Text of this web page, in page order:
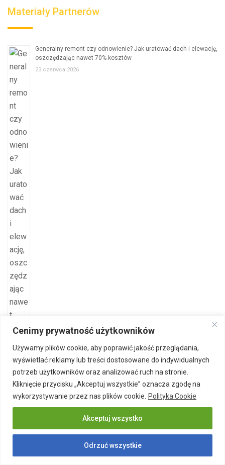
Cenimy prywatność użytkowników
Używamy plików cookie, aby poprawić jakość przeglądania,
wyświetlać reklamy lub treści dostosowane do indywidualnych
potrzeb użytkowników oraz analizować ruch na stronie.
Kliknięcie przycisku „Akceptuj wszystkie” oznacza zgodę na
wykorzystywanie przez nas plików cookie. Polityka Cookie
Odrzuć wszystkie
Akceptuj wszystko
Materiały Partnerów
Generalny remont czy odnowienie? Jak uratować dach i elewację,
oszczędzając nawet 70% kosztów
23 czerwca 2026
Pompa ciepła pracuje zbyt głośno? Poznaj skuteczny sposób na
ciszę w ogrodzie
24 marca 2026